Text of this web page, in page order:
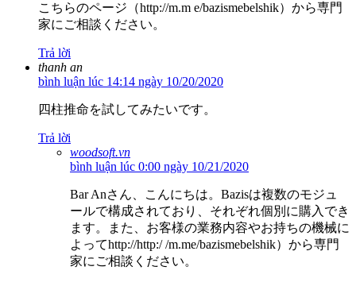
こちらのページ（http://m.m e/bazismebelshik）から専門
家にご相談ください。
Trả lời
thanh an
bình luận lúc 14:14 ngày 10/20/2020
四柱推命を試してみたいです。
Trả lời
woodsoft.vn
bình luận lúc 0:00 ngày 10/21/2020
Bar Anさん、こんにちは。Bazisは複数のモジュ
ールで構成されており、それぞれ個別に購入でき
ます。また、お客様の業務内容やお持ちの機械に
よってhttp://http:/ /m.me/bazismebelshik）から専門
家にご相談ください。